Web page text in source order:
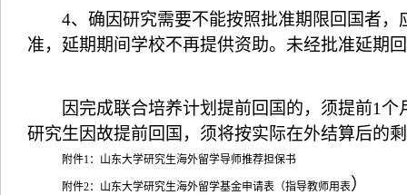
4、确因研究需要不能按照批准期限回国者
准，延期期间学校不再提供资助。未经批准延期
因完成联合培养计划提前回国的，须提前1 个
研究生因故提前回国，须将按实际在外结算后的
附件1：山东大学研究生海外留学导师推荐担保书
附件2：山东大学研究生海外留学基金申请表（指导教师用表）